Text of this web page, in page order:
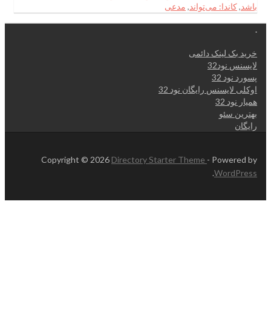
باشد,کاندا: می‌تواند, مدعی
.
خرید بک لینک دائمی
لایسنس نود32
پسورد نود 32
اوکلی لایسنس رایگان نود 32
همیار نود 32
بهترین سئو
رایگان
Copyright © 2026 Directory Starter Theme - Powered by
WordPress
.